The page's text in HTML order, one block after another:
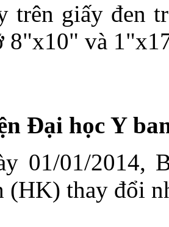
trên giấy đen
8"x10" và
Đại học Y
01/01/2014,
(HK) thay đổi